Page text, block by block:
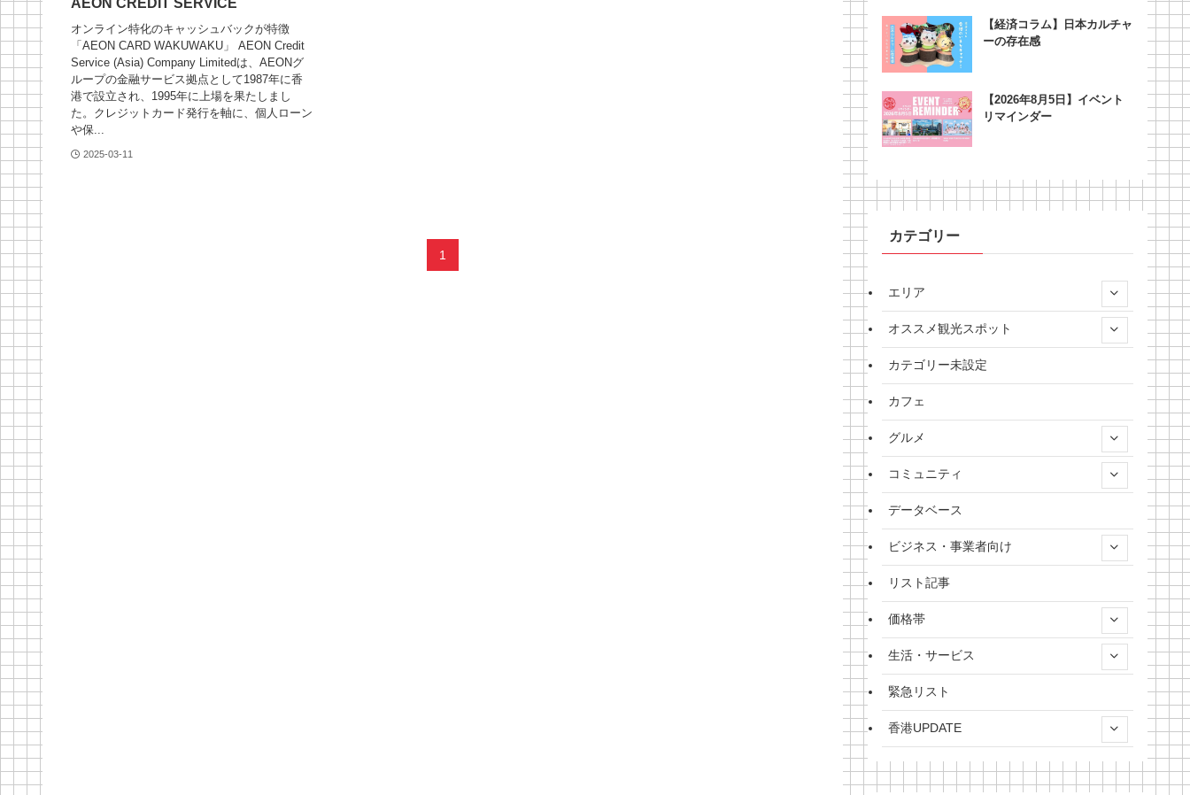
AEON CREDIT SERVICE
オンライン特化のキャッシュバックが特徴
「AEON CARD WAKUWAKU」 AEON Credit
Service (Asia) Company Limitedは、AEONグ
ループの金融サービス拠点として1987年に香
港で設立され、1995年に上場を果たしまし
た。クレジットカード発行を軸に、個人ローン
や保...
2025-03-11
1
【経済コラム】日本カルチャ
ーの存在感
【2026年8月5日】イベント
リマインダー
カテゴリー
エリア
オススメ観光スポット
カテゴリー未設定
カフェ
グルメ
コミュニティ
データベース
ビジネス・事業者向け
リスト記事
価格帯
生活・サービス
緊急リスト
香港UPDATE